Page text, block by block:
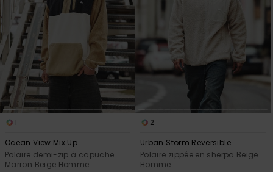
1
Ocean View Mix Up
Polaire demi-zip à capuche
Marron Beige Homme
2
Urban Storm Reversible
Polaire zippée en sherpa Beige
Homme